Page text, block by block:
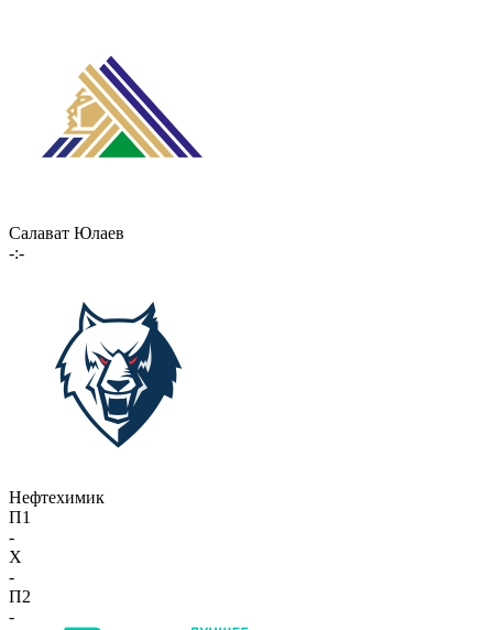
Салават Юлаев
-:-
Нефтехимик
П1
-
X
-
П2
-